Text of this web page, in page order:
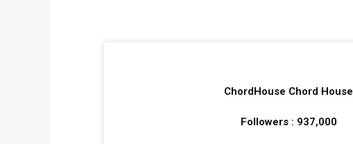
ChordHouse Chord House
Followers : 937,000